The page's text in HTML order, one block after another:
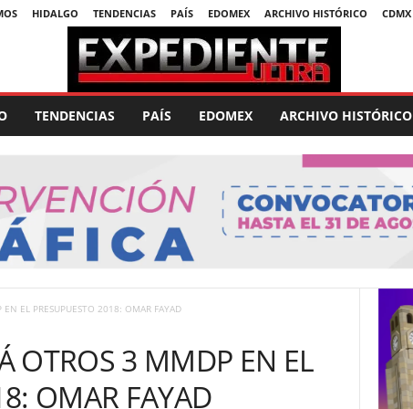
HIDALGO TENDENCIAS PAÍS EDOMEX ARCHIVO HISTÓRICO CDMX
TENDENCIAS PAÍS EDOMEX ARCHIVO HISTÓRICO
EL PRESUPUESTO 2018: OMAR FAYAD
OTROS 3 MMDP EN EL
OMAR FAYAD